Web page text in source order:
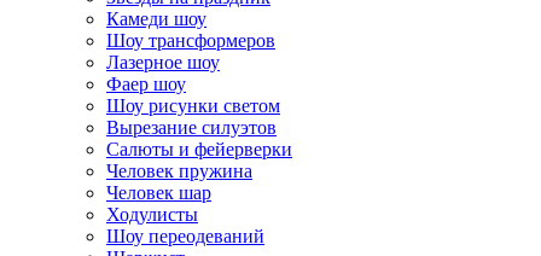
Камеди шоу
Шоу трансформеров
Лазерное шоу
Фаер шоу
Шоу рисунки светом
Вырезание силуэтов
Салюты и фейерверки
Человек пружина
Человек шар
Ходулисты
Шоу переодеваний